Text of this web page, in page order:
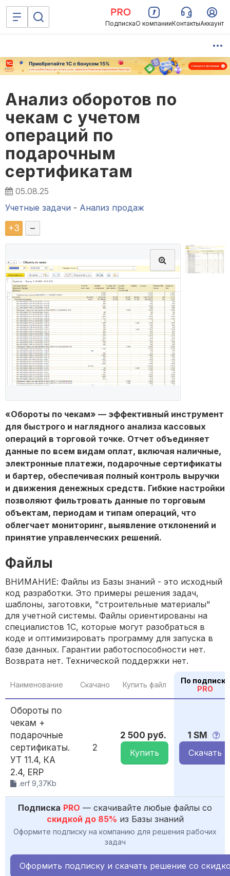
ПодпискаО компанииКонтактыАккаунт
Анализ оборотов по
чекам с учетом
операций по
подарочным
сертификатам
05.08.25
Учетные задачи - Анализ продаж
+3 –
«Обороты по чекам» — эффективный инструмент
для быстрого и наглядного анализа кассовых
операций в торговой точке. Отчет объединяет
данные по всем видам оплат, включая наличные,
электронные платежи, подарочные сертификаты
и бартер, обеспечивая полный контроль выручки
и движения денежных средств. Гибкие настройки
позволяют фильтровать данные по торговым
объектам, периодам и типам операций, что
облегчает мониторинг, выявление отклонений и
принятие управленческих решений.
Файлы
ВНИМАНИЕ: Файлы из Базы знаний - это исходный
код разработки. Это примеры решения задач,
шаблоны, заготовки, "строительные материалы"
для учетной системы. Файлы ориентированы на
специалистов 1С, которые могут разобраться в
коде и оптимизировать программу для запуска в
базе данных. Гарантии работоспособности нет.
Возврата нет. Технической поддержки нет.
Наименование Скачано Купить файл
По подписке
PRO
Обороты по
чекам +
подарочные
сертификаты.
УТ 11.4, КА
2.4, ERP
.erf 9,37Kb
2
2 500 руб.
Купить
1 SM
Скачать
Подписка PRO — скачивайте любые файлы со
скидкой до 85% из Базы знаний
Оформите подписку на компанию для решения рабочих
задач
Оформить подписку и скачать решение со